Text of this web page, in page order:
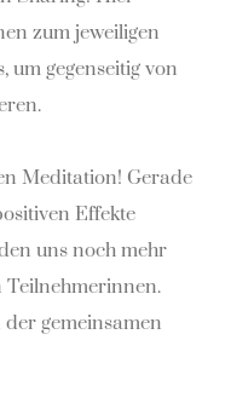
zum jeweiligen
um gegenseitig von
Meditation! Gerade
Effekte
uns noch mehr
Teilnehmerinnen.
gemeinsamen